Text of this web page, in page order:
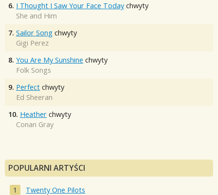
6. I Thought I Saw Your Face Today chwyty
She and Him
7. Sailor Song chwyty
Gigi Perez
8. You Are My Sunshine chwyty
Folk Songs
9. Perfect chwyty
Ed Sheeran
10. Heather chwyty
Conan Gray
POPULARNI ARTYŚCI
Twenty One Pilots